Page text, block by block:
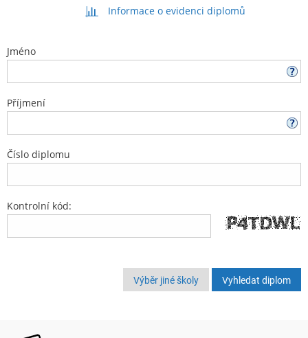
Informace o evidenci diplomů
Jméno
Příjmení
Číslo diplomu
Kontrolní kód:
Výběr jiné školy